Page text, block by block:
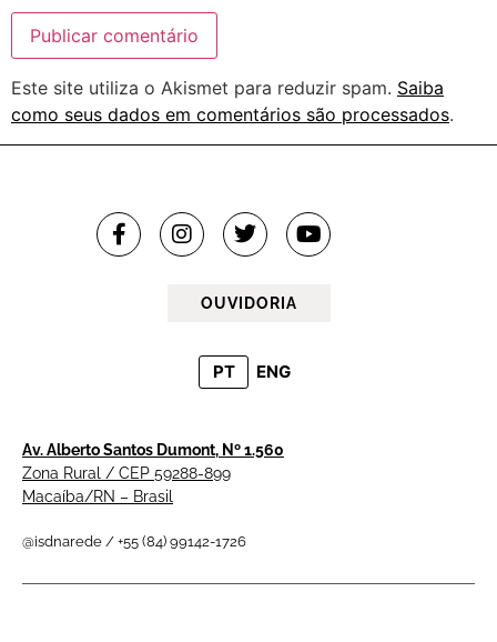
Este site utiliza o Akismet para reduzir spam. Saiba
como seus dados em comentários são processados.
OUVIDORIA
PT ENG
Av. Alberto Santos Dumont, Nº 1.560
Zona Rural / CEP 59288-899
Macaíba/RN – Brasil
@isdnarede / +55 (84) 99142-1726